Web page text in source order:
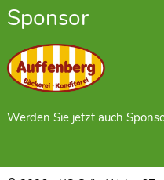
Sponsor
Werden Sie jetzt auch